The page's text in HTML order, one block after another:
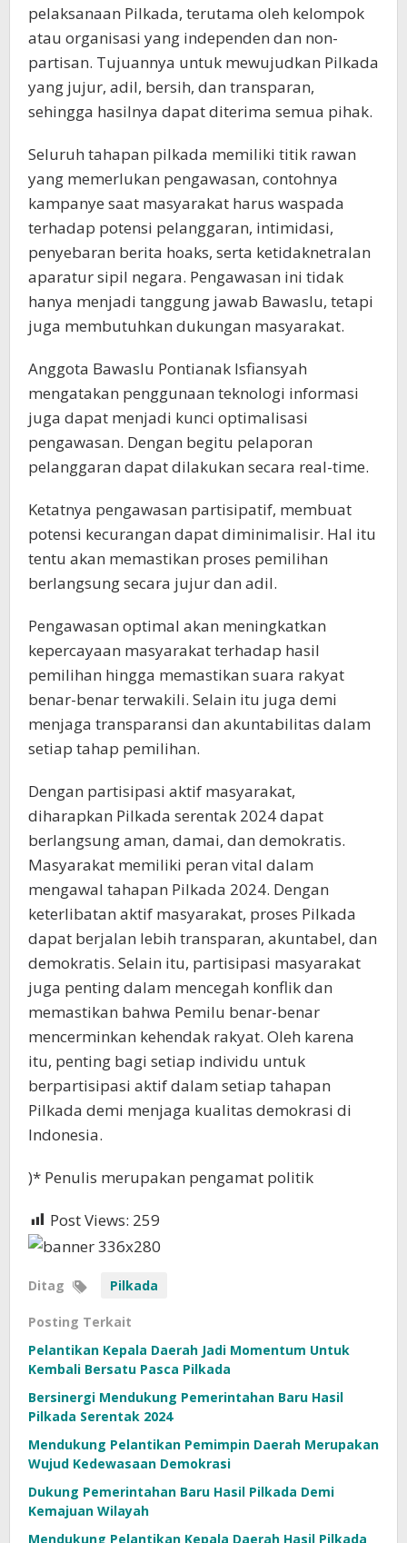
pelaksanaan Pilkada, terutama oleh kelompok
atau organisasi yang independen dan non-
partisan. Tujuannya untuk mewujudkan Pilkada
yang jujur, adil, bersih, dan transparan,
sehingga hasilnya dapat diterima semua pihak.
Seluruh tahapan pilkada memiliki titik rawan
yang memerlukan pengawasan, contohnya
kampanye saat masyarakat harus waspada
terhadap potensi pelanggaran, intimidasi,
penyebaran berita hoaks, serta ketidaknetralan
aparatur sipil negara. Pengawasan ini tidak
hanya menjadi tanggung jawab Bawaslu, tetapi
juga membutuhkan dukungan masyarakat.
Anggota Bawaslu Pontianak Isfiansyah
mengatakan penggunaan teknologi informasi
juga dapat menjadi kunci optimalisasi
pengawasan. Dengan begitu pelaporan
pelanggaran dapat dilakukan secara real-time.
Ketatnya pengawasan partisipatif, membuat
potensi kecurangan dapat diminimalisir. Hal itu
tentu akan memastikan proses pemilihan
berlangsung secara jujur dan adil.
Pengawasan optimal akan meningkatkan
kepercayaan masyarakat terhadap hasil
pemilihan hingga memastikan suara rakyat
benar-benar terwakili. Selain itu juga demi
menjaga transparansi dan akuntabilitas dalam
setiap tahap pemilihan.
Dengan partisipasi aktif masyarakat,
diharapkan Pilkada serentak 2024 dapat
berlangsung aman, damai, dan demokratis.
Masyarakat memiliki peran vital dalam
mengawal tahapan Pilkada 2024. Dengan
keterlibatan aktif masyarakat, proses Pilkada
dapat berjalan lebih transparan, akuntabel, dan
demokratis. Selain itu, partisipasi masyarakat
juga penting dalam mencegah konflik dan
memastikan bahwa Pemilu benar-benar
mencerminkan kehendak rakyat. Oleh karena
itu, penting bagi setiap individu untuk
berpartisipasi aktif dalam setiap tahapan
Pilkada demi menjaga kualitas demokrasi di
Indonesia.
)* Penulis merupakan pengamat politik
Post Views: 259
Ditag Pilkada
Posting Terkait
Pelantikan Kepala Daerah Jadi Momentum Untuk
Kembali Bersatu Pasca Pilkada
Bersinergi Mendukung Pemerintahan Baru Hasil
Pilkada Serentak 2024
Mendukung Pelantikan Pemimpin Daerah Merupakan
Wujud Kedewasaan Demokrasi
Dukung Pemerintahan Baru Hasil Pilkada Demi
Kemajuan Wilayah
Mendukung Pelantikan Kepala Daerah Hasil Pilkada